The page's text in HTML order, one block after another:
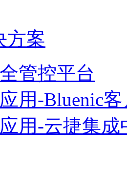
方案
管控平台
用-Bluenic
用-云捷集成